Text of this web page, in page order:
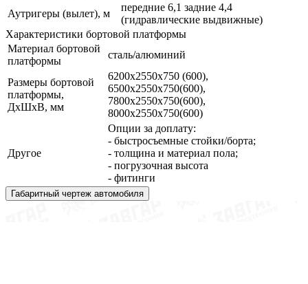
Аутригеры (вылет), м
передние 6,1 задние 4,4
(гидравлические выдвижные)
Характеристики бортовой платформы
Материал бортовой
платформы
сталь/алюминий
Размеры бортовой
платформы,
ДхШхВ, мм
6200х2550х750 (600),
6500х2550х750(600),
7800х2550х750(600),
8000х2550х750(600)
Другое
Опции за доплату:
- быстросъемные стойки/борта;
- толщина и материал пола;
- погрузочная высота
- фитинги
Габаритный чертеж автомобиля